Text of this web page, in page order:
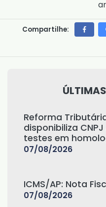
Compartilhe:
Reforma
disponibiliza
testes em
07/08/2026
ICMS/AP: Nota
07/08/2026